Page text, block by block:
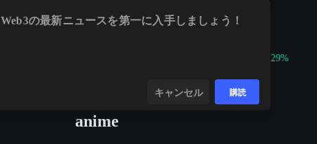
anime
Web3の最新ニュースを第一に入手しましょう！
キャンセル 購読